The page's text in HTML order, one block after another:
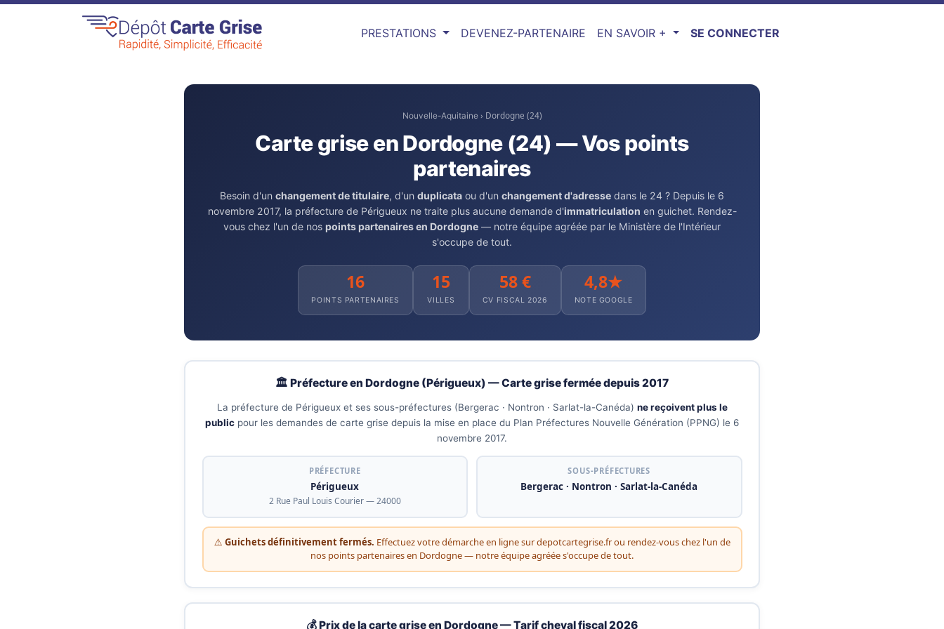
PRESTATIONS DEVENEZ-PARTENAIRE EN SAVOIR + SE CONNECTER
Nouvelle-Aquitaine› Dordogne (24)
Carte grise en Dordogne (24) — Vos points
partenaires
Besoin d'un changement de titulaire, d'un duplicata ou d'un changement d'adresse dans le 24 ? Depuis le 6
novembre 2017, la préfecture de Périgueux ne traite plus aucune demande d'immatriculation en guichet. Rendez-
vous chez l'un de nos points partenaires en Dordogne — notre équipe agréée par le Ministère de l'Intérieur
s'occupe de tout.
16
POINTS PARTENAIRES
15
VILLES
58 €
CV FISCAL 2026
4,8★
NOTE GOOGLE
🏛️ Préfecture en Dordogne (Périgueux) — Carte grise fermée depuis 2017
La préfecture de Périgueux et ses sous-préfectures (Bergerac · Nontron · Sarlat-la-Canéda) ne reçoivent plus le
public pour les demandes de carte grise depuis la mise en place du Plan Préfectures Nouvelle Génération (PPNG) le 6
novembre 2017.
PRÉFECTURE
Périgueux
2 Rue Paul Louis Courier — 24000
SOUS-PRÉFECTURES
Bergerac · Nontron · Sarlat-la-Canéda
⚠️ Guichets définitivement fermés. Effectuez votre démarche en ligne sur depotcartegrise.fr ou rendez-vous chez l'un de
nos points partenaires en Dordogne — notre équipe agréée s'occupe de tout.
💰 Prix de la carte grise en Dordogne — Tarif cheval fiscal 2026